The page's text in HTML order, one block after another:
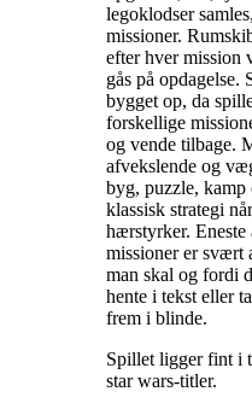
legoklodser
missioner.
efter hver mission
gås på
bygget op, da
forskellige
og vende tilbage.
afvekslende og
byg, puzzle, kamp
klassisk strategi
hærstyrker. Eneste
missioner er svært
man skal og fordi
hente i tekst eller
frem i blinde.
Spillet ligger fint i
star wars-titler.